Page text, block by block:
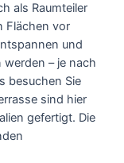
als Raumteiler
Flächen vor
und
– je nach
besuchen Sie
sind hier
gefertigt. Die